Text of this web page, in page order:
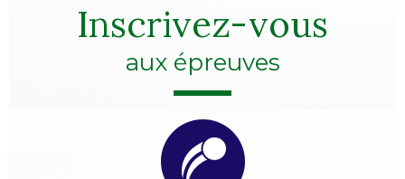
Inscrivez-vous
aux épreuves